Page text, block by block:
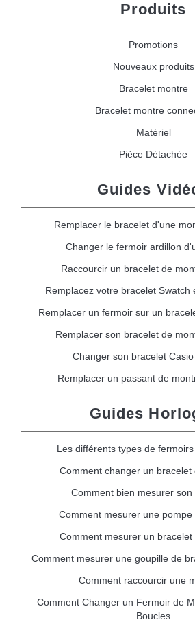
Produits
Promotions
Nouveaux produits
Bracelet montre
Bracelet montre
Matériel
Pièce Détachée
Guides
Remplacer le bracelet d'une
Changer le fermoir ardillon
Raccourcir un bracelet de
Remplacez votre bracelet Swatch
Remplacer un fermoir sur un
Remplacer son bracelet de
Changer son bracelet
Remplacer un passant de
Guides
Les différents types de
Comment changer un bracelet
Comment bien mesurer son
Comment mesurer une
Comment mesurer un
Comment mesurer une goupille de
Comment raccourcir une
Comment Changer un Fermoir de
Boucles